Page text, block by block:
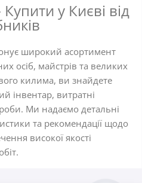
у Києві від
широкий асортимент
осіб, майстрів та великих
килима, ви знайдете
інвентар, витратні
Ми надаємо детальні
та рекомендації щодо
високої якості